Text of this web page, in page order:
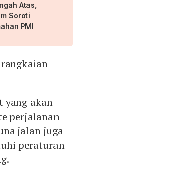
Atas,
Soroti
PMI
yang akan
perjalanan
jalan juga
peraturan